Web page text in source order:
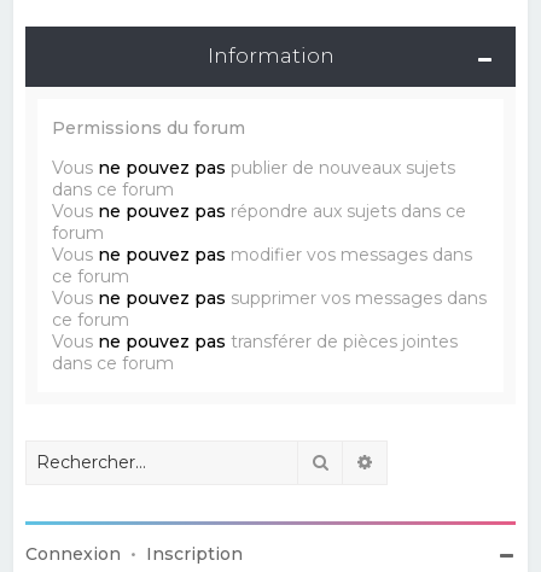
Information
Permissions du forum
Vous ne pouvez pas publier de nouveaux sujets
dans ce forum
Vous ne pouvez pas répondre aux sujets dans ce
forum
Vous ne pouvez pas modifier vos messages dans
ce forum
Vous ne pouvez pas supprimer vos messages dans
ce forum
Vous ne pouvez pas transférer de pièces jointes
dans ce forum
Rechercher
Connexion • Inscription